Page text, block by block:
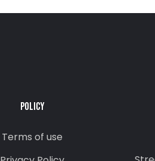
POLICY
Terms of use